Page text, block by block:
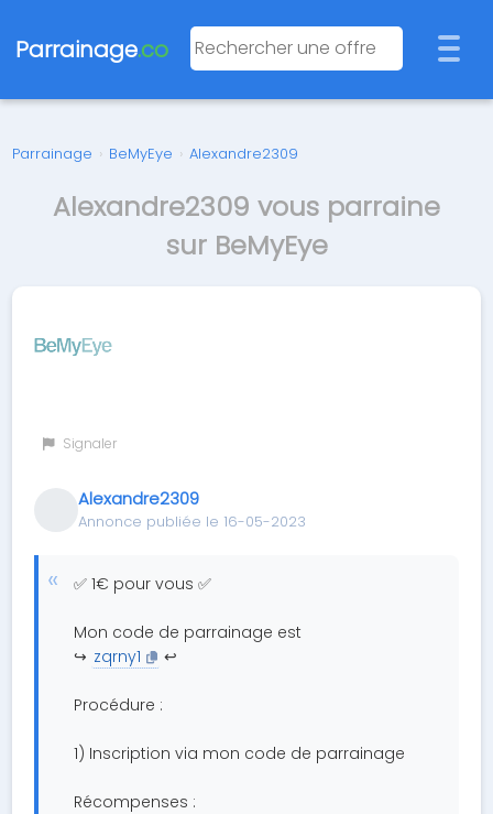
Parrainage.co
Parrainage › BeMyEye › Alexandre2309
Alexandre2309 vous parraine
sur BeMyEye
Signaler
Alexandre2309
Annonce publiée le 16-05-2023
✅ 1€ pour vous ✅
Mon code de parrainage est
↪️ zqrny1 ↩️
Procédure :
1) Inscription via mon code de parrainage
Récompenses :